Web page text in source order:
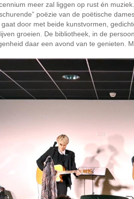
meer zal liggen op rust én
poëzie van de poëtische
door met beide kunstvormen,
groeien. De bibliotheek, in de
daar een avond van te genieten.